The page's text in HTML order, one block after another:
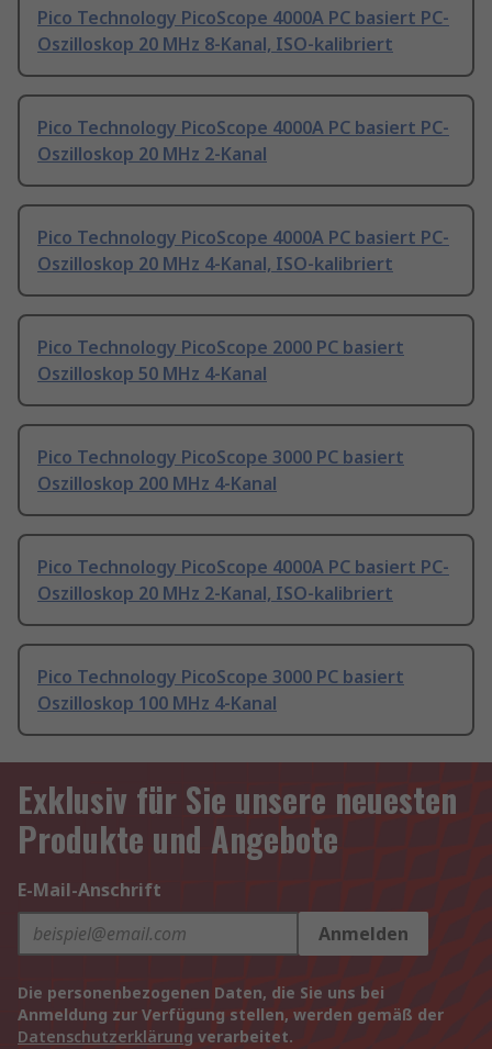
Pico Technology PicoScope 4000A PC basiert PC-
Oszilloskop 20 MHz 8-Kanal, ISO-kalibriert
Pico Technology PicoScope 4000A PC basiert PC-
Oszilloskop 20 MHz 2-Kanal
Pico Technology PicoScope 4000A PC basiert PC-
Oszilloskop 20 MHz 4-Kanal, ISO-kalibriert
Pico Technology PicoScope 2000 PC basiert
Oszilloskop 50 MHz 4-Kanal
Pico Technology PicoScope 3000 PC basiert
Oszilloskop 200 MHz 4-Kanal
Pico Technology PicoScope 4000A PC basiert PC-
Oszilloskop 20 MHz 2-Kanal, ISO-kalibriert
Pico Technology PicoScope 3000 PC basiert
Oszilloskop 100 MHz 4-Kanal
Exklusiv für Sie unsere neuesten
Produkte und Angebote
E-Mail-Anschrift
Anmelden
Die personenbezogenen Daten, die Sie uns bei
Anmeldung zur Verfügung stellen, werden gemäß der
Datenschutzerklärung verarbeitet.